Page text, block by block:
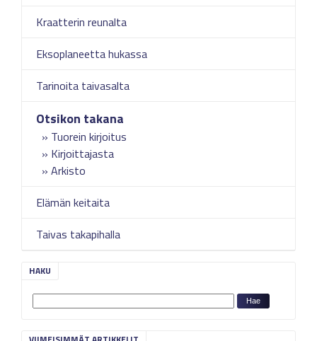
Kraatterin reunalta
Eksoplaneetta hukassa
Tarinoita taivasalta
Otsikon takana
Tuorein kirjoitus
Kirjoittajasta
Arkisto
Elämän keitaita
Taivas takapihalla
HAKU